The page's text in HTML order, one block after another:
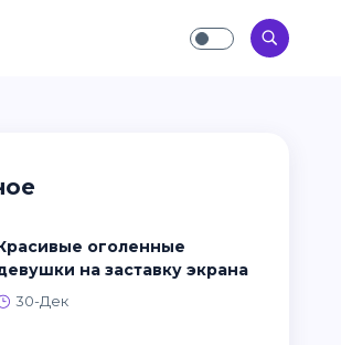
на заставку экрана
30-Дек